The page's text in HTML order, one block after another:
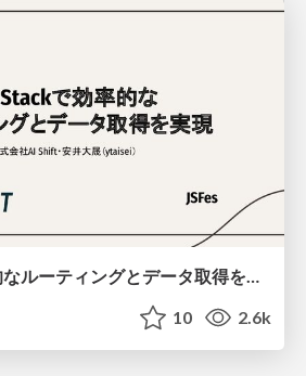
TanStackで効率的なルーティングとデータ取得を実現
10 2.6k